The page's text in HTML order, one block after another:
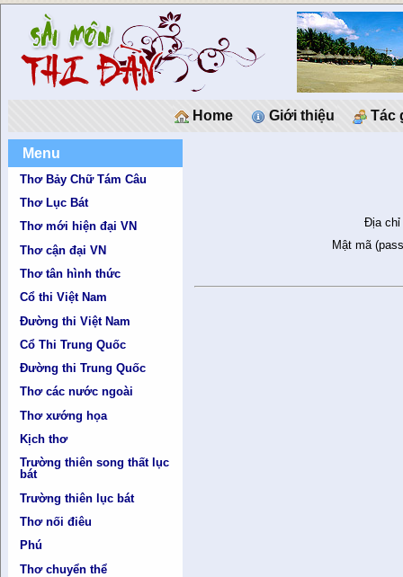
Home Giới thiệu Tác
Menu
Thơ Bảy Chữ Tám Câu
Thơ Lục Bát
Thơ mới hiện đại VN
Thơ cận đại VN
Thơ tân hình thức
Cổ thi Việt Nam
Đường thi Việt Nam
Cổ Thi Trung Quốc
Đường thi Trung Quốc
Thơ các nước ngoài
Thơ xướng họa
Kịch thơ
Trường thiên song thất lục
bát
Trường thiên lục bát
Thơ nối điêu
Phú
Thơ chuyển thể
Địa chỉ
Mật mã